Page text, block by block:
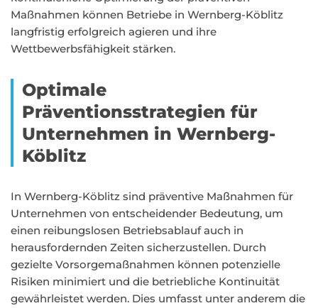
Maßnahmen können Betriebe in Wernberg-Köblitz
langfristig erfolgreich agieren und ihre
Wettbewerbsfähigkeit stärken.
Optimale
Präventionsstrategien für
Unternehmen in Wernberg-
Köblitz
In Wernberg-Köblitz sind präventive Maßnahmen für
Unternehmen von entscheidender Bedeutung, um
einen reibungslosen Betriebsablauf auch in
herausfordernden Zeiten sicherzustellen. Durch
gezielte Vorsorgemaßnahmen können potenzielle
Risiken minimiert und die betriebliche Kontinuität
gewährleistet werden. Dies umfasst unter anderem die